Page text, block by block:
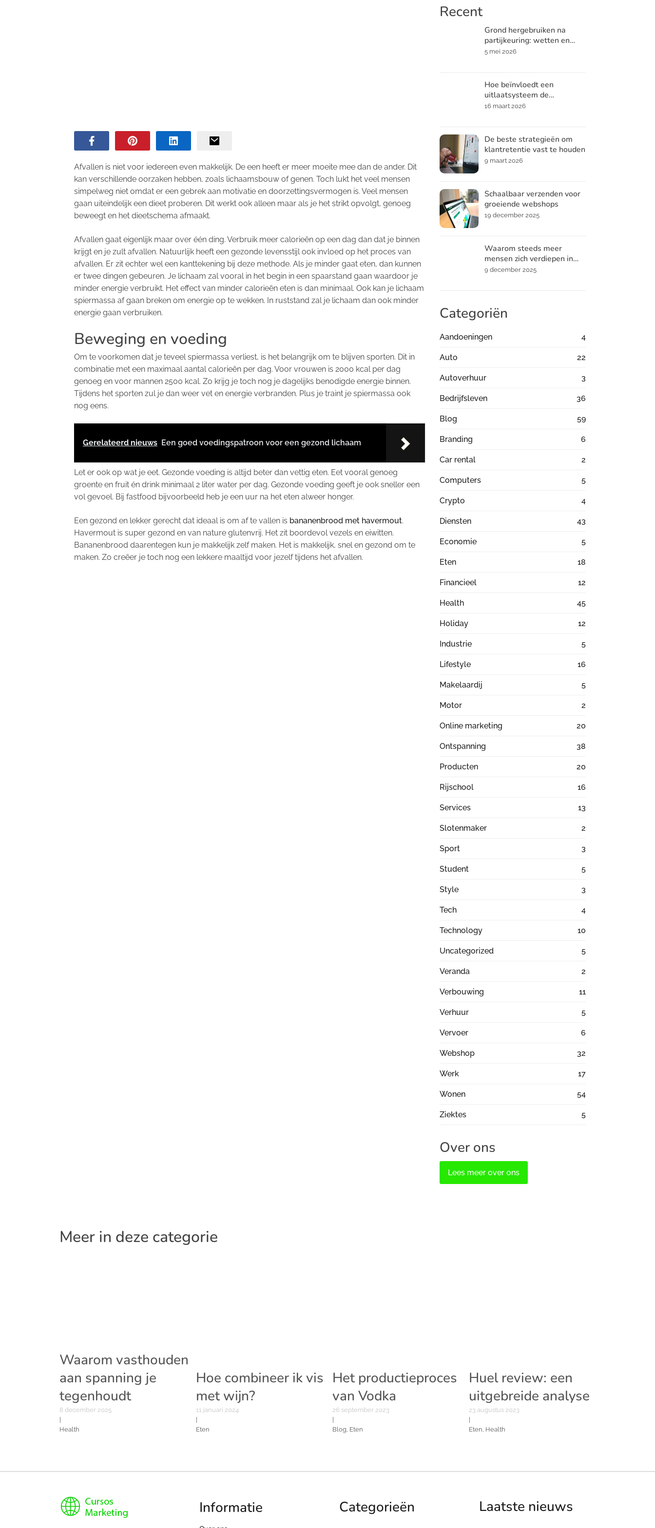
Afvallen is niet voor iedereen even makkelijk. De een heeft er meer moeite mee dan de ander. Dit
kan verschillende oorzaken hebben, zoals lichaamsbouw of genen. Toch lukt het veel mensen
simpelweg niet omdat er een gebrek aan motivatie en doorzettingsvermogen is. Veel mensen
gaan uiteindelijk een dieet proberen. Dit werkt ook alleen maar als je het strikt opvolgt, genoeg
beweegt en het dieetschema afmaakt.
Afvallen gaat eigenlijk maar over één ding. Verbruik meer calorieën op een dag dan dat je binnen
krijgt en je zult afvallen. Natuurlijk heeft een gezonde levensstijl ook invloed op het proces van
afvallen. Er zit echter wel een kanttekening bij deze methode. Als je minder gaat eten, dan kunnen
er twee dingen gebeuren. Je lichaam zal vooral in het begin in een spaarstand gaan waardoor je
minder energie verbruikt. Het effect van minder calorieën eten is dan minimaal. Ook kan je lichaam
spiermassa af gaan breken om energie op te wekken. In ruststand zal je lichaam dan ook minder
energie gaan verbruiken.
Beweging en voeding
Om te voorkomen dat je teveel spiermassa verliest, is het belangrijk om te blijven sporten. Dit in
combinatie met een maximaal aantal calorieën per dag. Voor vrouwen is 2000 kcal per dag
genoeg en voor mannen 2500 kcal. Zo krijg je toch nog je dagelijks benodigde energie binnen.
Tijdens het sporten zul je dan weer vet en energie verbranden. Plus je traint je spiermassa ook
nog eens.
Gerelateerd nieuws Een goed voedingspatroon voor een gezond lichaam
Let er ook op wat je eet. Gezonde voeding is altijd beter dan vettig eten. Eet vooral genoeg
groente en fruit én drink minimaal 2 liter water per dag. Gezonde voeding geeft je ook sneller een
vol gevoel. Bij fastfood bijvoorbeeld heb je een uur na het eten alweer honger.
Een gezond en lekker gerecht dat ideaal is om af te vallen is bananenbrood met havermout.
Havermout is super gezond en van nature glutenvrij. Het zit boordevol vezels en eiwitten.
Bananenbrood daarentegen kun je makkelijk zelf maken. Het is makkelijk, snel en gezond om te
maken. Zo creëer je toch nog een lekkere maaltijd voor jezelf tijdens het afvallen.
Recent
Grond hergebruiken na
partijkeuring: wetten en
praktische tips
5 mei 2026
Hoe beïnvloedt een
uitlaatsysteem de
prestaties en het geluid van
16 maart 2026
De beste strategieën om
klantretentie vast te houden
9 maart 2026
Schaalbaar verzenden voor
groeiende webshops
19 december 2025
Waarom steeds meer
mensen zich verdiepen in
spiritualiteit
9 december 2025
Categoriën
Aandoeningen 4
Auto 22
Autoverhuur 3
Bedrijfsleven 36
Blog 59
Branding 6
Car rental 2
Computers 5
Crypto 4
Diensten 43
Economie 5
Eten 18
Financieel 12
Health 45
Holiday 12
Industrie 5
Lifestyle 16
Makelaardij 5
Motor 2
Online marketing 20
Ontspanning 38
Producten 20
Rijschool 16
Services 13
Slotenmaker 2
Sport 3
Student 5
Style 3
Tech 4
Technology 10
Uncategorized 5
Veranda 2
Verbouwing 11
Verhuur 5
Vervoer 6
Webshop 32
Werk 17
Wonen 54
Ziektes 5
Over ons
Lees meer over ons
Meer in deze categorie
Waarom vasthouden
aan spanning je
tegenhoudt
8 december 2025
Health
Hoe combineer ik vis
met wijn?
11 januari 2024
Eten
Het productieproces
van Vodka
26 september 2023
Blog, Eten
Huel review: een
uitgebreide analyse
23 augustus 2023
Eten, Health
Informatie Categorieën Laatste nieuws